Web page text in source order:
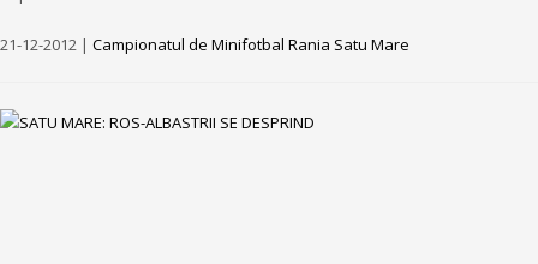
21-12-2012 | Campionatul de Minifotbal Rania Satu Mare